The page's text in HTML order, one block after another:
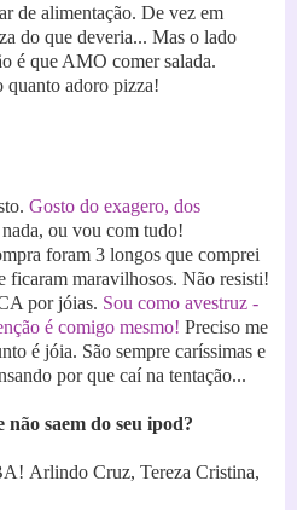
de alimentação. De vez em
do que deveria... Mas o lado
é que AMO comer salada.
quanto adoro pizza!
Gosto do exagero, dos
ou vou com tudo!
foram 3 longos que comprei
ficaram maravilhosos. Não resisti!
por jóias. Sou como avestruz -
é comigo mesmo! Preciso me
é jóia. São sempre caríssimas e
por que caí na tentação...
não saem do seu ipod?
Arlindo Cruz, Tereza Cristina,